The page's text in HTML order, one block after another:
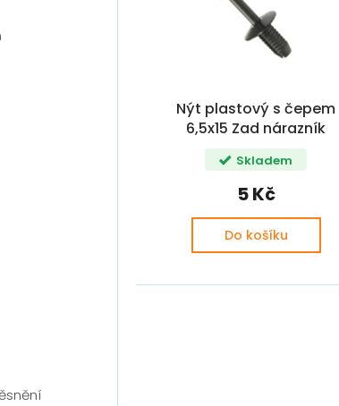
Nýt plastový s čepem
6,5x15 Zad nárazník
FABIA II Před. nárazník
OCTAVIA II ( N 90359101 )
Skladem
5 Kč
Do košíku